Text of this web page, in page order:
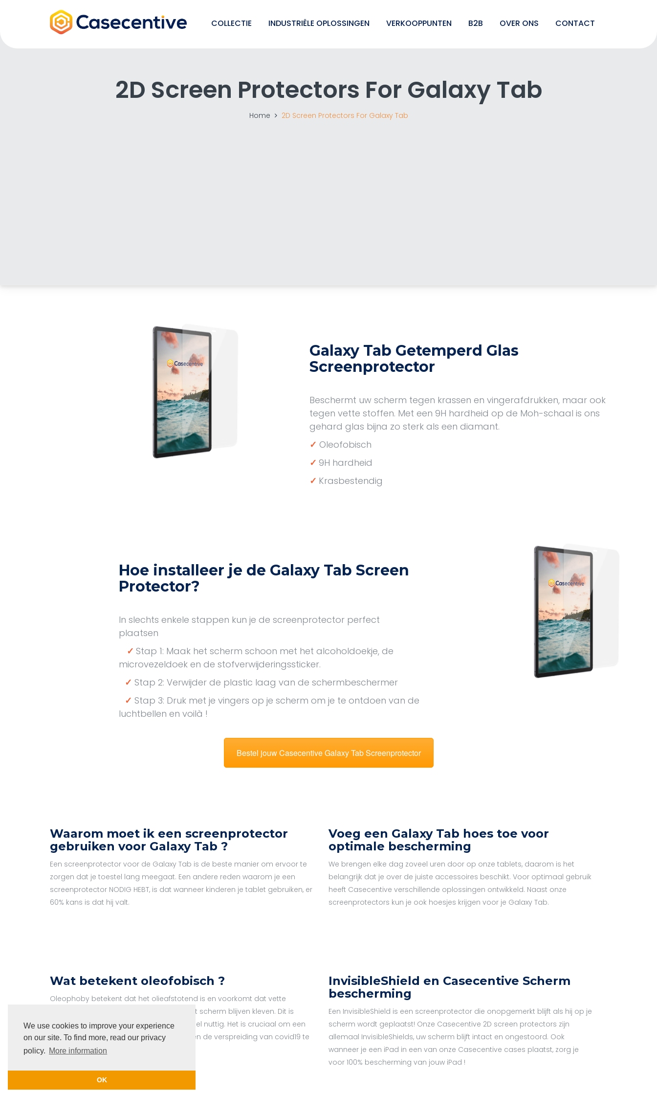
We use cookies to improve your experience
on our site. To find more, read our privacy
policy. More information
OK
COLLECTIE INDUSTRIËLE OPLOSSINGEN VERKOOPPUNTEN B2B OVER ONS CONTACT
2D Screen Protectors For Galaxy Tab
Home 2D Screen Protectors For Galaxy Tab
Galaxy Tab Getemperd Glas
Screenprotector
Beschermt uw scherm tegen krassen en vingerafdrukken, maar ook
tegen vette stoffen. Met een 9H hardheid op de Moh-schaal is ons
gehard glas bijna zo sterk als een diamant.
✓ Oleofobisch
✓ 9H hardheid
✓ Krasbestendig
Hoe installeer je de Galaxy Tab Screen
Protector?
In slechts enkele stappen kun je de screenprotector perfect
plaatsen
✓ Stap 1: Maak het scherm schoon met het alcoholdoekje, de
microvezeldoek en de stofverwijderingssticker.
✓ Stap 2: Verwijder de plastic laag van de schermbeschermer
✓ Stap 3: Druk met je vingers op je scherm om je te ontdoen van de
luchtbellen en voilà !
Bestel jouw Casecentive Galaxy Tab Screenprotector
Waarom moet ik een screenprotector
gebruiken voor Galaxy Tab ?
Een screenprotector voor de Galaxy Tab is de beste manier om ervoor te
zorgen dat je toestel lang meegaat. Een andere reden waarom je een
screenprotector NODIG HEBT, is dat wanneer kinderen je tablet gebruiken, er
60% kans is dat hij valt.
Voeg een Galaxy Tab hoes toe voor
optimale bescherming
We brengen elke dag zoveel uren door op onze tablets, daarom is het
belangrijk dat je over de juiste accessoires beschikt. Voor optimaal gebruik
heeft Casecentive verschillende oplossingen ontwikkeld. Naast onze
screenprotectors kun je ook hoesjes krijgen voor je Galaxy Tab.
Wat betekent oleofobisch ?
Oleophoby betekent dat het olieafstotend is en voorkomt dat vette
vingerafdrukken en vettige stoffen aan het scherm blijven kleven. Dit is
vooral in deze tijden van Corona-crisis heel nuttig. Het is cruciaal om een
schone telefoon te hebben om infecties en de verspreiding van covid19 te
voorkomen.
InvisibleShield en Casecentive Scherm
bescherming
Een InvisibleShield is een screenprotector die onopgemerkt blijft als hij op je
scherm wordt geplaatst! Onze Casecentive 2D screen protectors zijn
allemaal InvisibleShields, uw scherm blijft intact en ongestoord. Ook
wanneer je een iPad in een van onze Casecentive cases plaatst, zorg je
voor 100% bescherming van jouw iPad !